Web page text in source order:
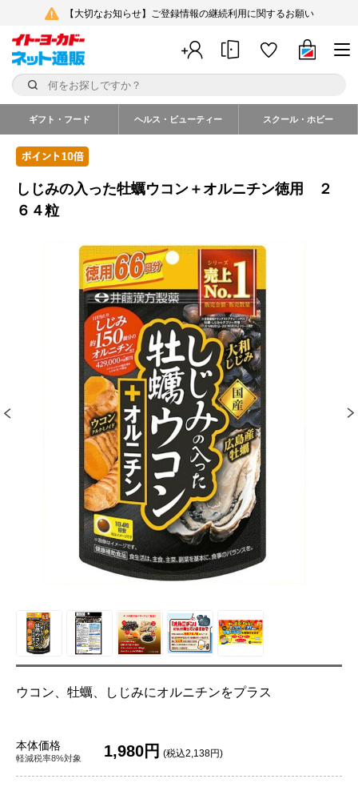
【大切なお知らせ】ご登録情報の継続利用に関するお願い
ギフト・フード ヘルス・ビューティー スクール・ホビー
しじみの入った牡蠣ウコン＋オルニチン徳用 ２
６４粒
ウコン、牡蠣、しじみにオルニチンをプラス
本体価格
軽減税率8%対象 1,980円 (税込2,138円)